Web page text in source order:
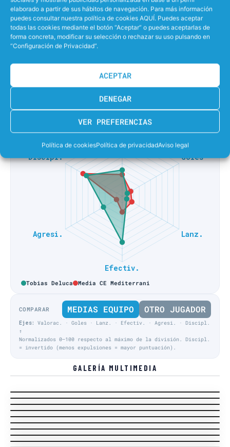
elaborado a partir de sus hábitos de navegación. Para más información
puedes consultar nuestra política de cookies AQUÍ. Puedes aceptar
todas las cookies mediante el botón “Aceptar” o puedes aceptarlas de
forma concreta, modificar su selección o rechazar su uso pulsando en
“Configuración de Privacidad”.
ACEPTAR
DENEGAR
VER PREFERENCIAS
Política de cookiesPolítica de privacidadAviso legal
EFECTIVIDAD LANZANDO PENALTIS 0%
EFECTIVIDAD EN SUPERIORIDAD 43%
50%
0%
Tobias Deluca Media CE Mediterrani
COMPARAR MEDIAS EQUIPO OTRO JUGADOR
Ejes:
Valorac. · Goles · Lanz. · Efectiv. · Agresi. · Discipl.
↑
Normalizados 0–100 respecto al máximo de la división. Discipl.
= invertido (menos expulsiones = mayor puntuación).
GALERÍA MULTIMEDIA
Liga Regular · J15
Liga Regular · J15
Liga Regular · J15
Liga Regular · J12
Liga Regular · J12
Liga Regular · J12
Liga Regular · J13
Liga Regular · J3
Liga Regular · J2